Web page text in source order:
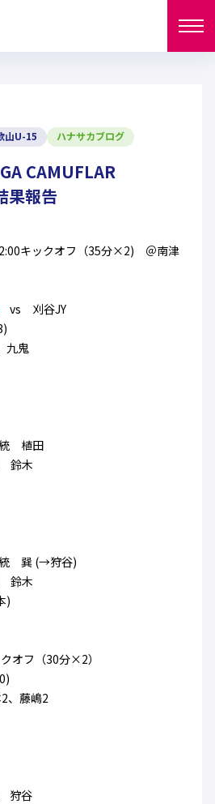
和歌山U-15
和歌山U-15
U-15
ン
山U-15 ハナサカブログ
CAMUFLAR
果報告
キックオフ（35分×2) ＠南津
vs 刈谷JY
九鬼
植田
鈴木
巽 (→狩谷)
鈴木
)
オフ（30分×2）
、藤嶋2
狩谷